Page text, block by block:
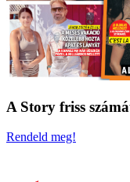
A Story friss
Rendeld meg!